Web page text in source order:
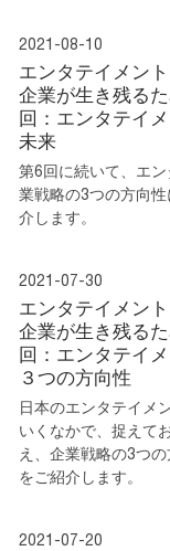
2021-08-10
エンタテイメン
企業が生き残る
回：エンタテイ
未来
第6回に続いて、エ
業戦略の3つの方向
介します。
2021-07-30
エンタテイメン
企業が生き残る
回：エンタテイ
３つの方向性
日本のエンタテイメ
いくなかで、捉えて
え、企業戦略の3つ
をご紹介します。
2021-07-20